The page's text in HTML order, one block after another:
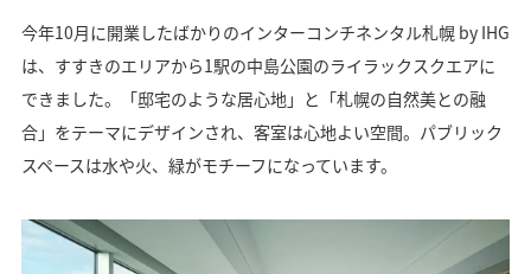
今年10月に開業したばかりのインターコンチネンタル札幌 by IHG
は、すすきのエリアから1駅の中島公園のライラックスクエアに
できました。「邸宅のような居心地」と「札幌の自然美との融
合」をテーマにデザインされ、客室は心地よい空間。パブリック
スペースは水や火、緑がモチーフになっています。